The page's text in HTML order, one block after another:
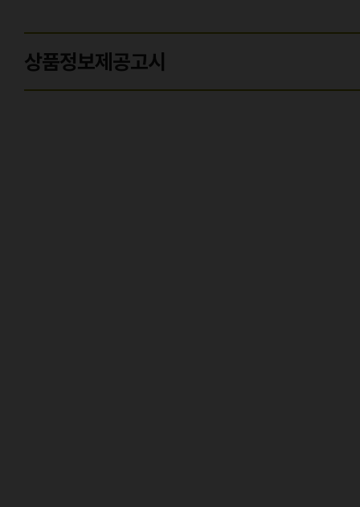
상품정보제공고시